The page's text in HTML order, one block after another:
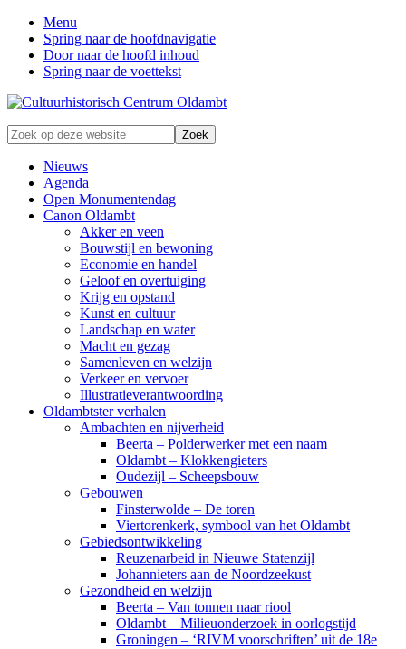
Menu
Spring naar de hoofdnavigatie
Door naar de hoofd inhoud
Spring naar de voettekst
Zonder
verleden
geen
toekomst
Zoek
op
deze
website
Nieuws
Agenda
Open Monumentendag
Canon Oldambt
Akker en veen
Bouwstijl en bewoning
Economie en handel
Geloof en overtuiging
Krijg en opstand
Kunst en cultuur
Landschap en water
Macht en gezag
Samenleven en welzijn
Verkeer en vervoer
Illustratieverantwoording
Oldambtster verhalen
Ambachten en nijverheid
Beerta – Polderwerker met een naam
Oldambt – Klokkengieters
Oudezijl – Scheepsbouw
Gebouwen
Finsterwolde – De toren
Viertorenkerk, symbool van het Oldambt
Gebiedsontwikkeling
Reuzenarbeid in Nieuwe Statenzijl
Johannieters aan de Noordzeekust
Gezondheid en welzijn
Beerta – Van tonnen naar riool
Oldambt – Milieuonderzoek in oorlogstijd
Groningen – ‘RIVM voorschriften’ uit de 18e